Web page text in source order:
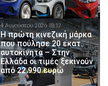
4 Αυγούστου 2026 18:12
Η πρώτη κινεζική μάρκα
που πούλησε 20 εκατ.
αυτοκίνητα – Στην
Ελλάδα οι τιμές ξεκινούν
από 22.990 ευρώ